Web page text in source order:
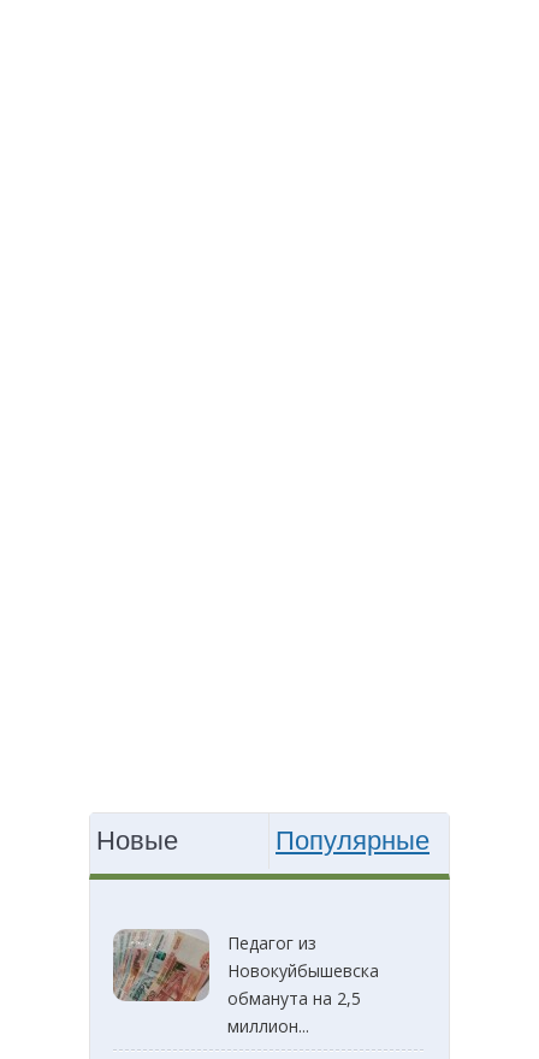
Новые Популярные
Педагог из
Новокуйбышевска
обманута на 2,5
миллион...